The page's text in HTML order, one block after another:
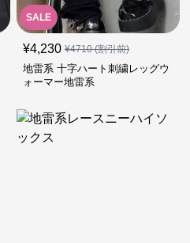
SALE
¥4,230 ¥4710(割引前)
地雷系 十字ハート刺繍レッグウ
ォーマー地雷系